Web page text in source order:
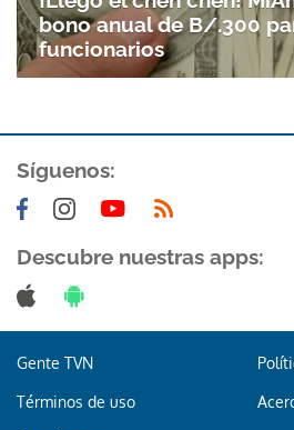
Gracias por suscribirte a
bono anual de B/.300
funcionarios
Síguenos:
Descubre nuestras apps:
Gente TVN
Términos de uso